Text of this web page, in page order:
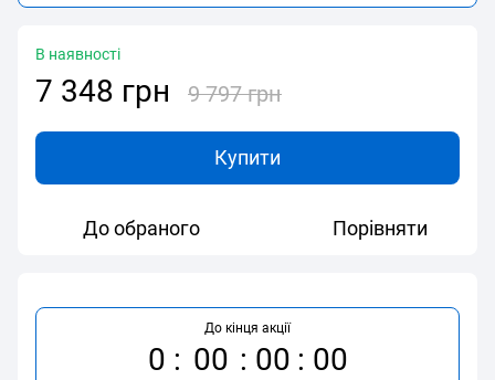
В наявності
7 348 грн 9 797 грн
Купити
До обраного Порівняти
До кінця акції
0 00 00 00